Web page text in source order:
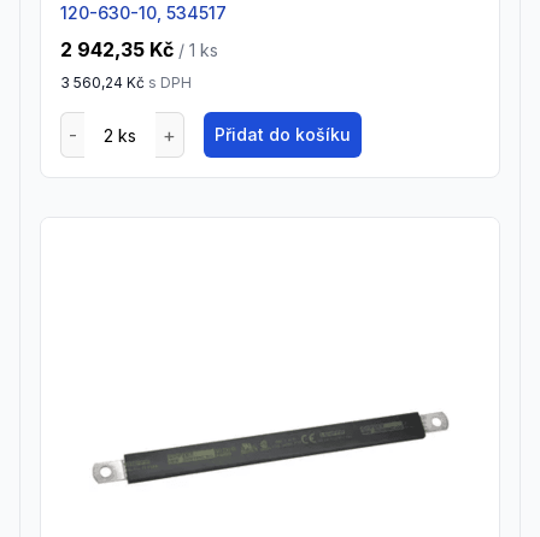
120-630-10, 534517
2 942,35 Kč / 1 ks
3 560,24 Kč s DPH
Přidat do košíku